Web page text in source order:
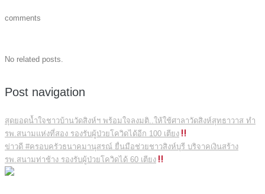
comments
No related posts.
Post navigation
สุดยอดน้ำใจชาวบ้านวัดสิงห์ฯ พร้อมใจลงมติ..ให้ใช้ศาลาวัดสิงห์สุทธาวาส ทำ
รพ.สนามแห่งที่สอง รองรับผู้ป่วยโควิดได้อีก 100 เตียง
ข่าวดี #ครอบครัวธนาคมานุสรณ์ ยื่นมือช่วยชาวสิงห์บุรี บริจาคเงินสร้าง
รพ.สนามท่าช้าง รองรับผู้ป่วยโควิดได้ 60 เตียง